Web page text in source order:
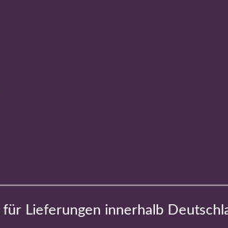
für Lieferungen innerhalb